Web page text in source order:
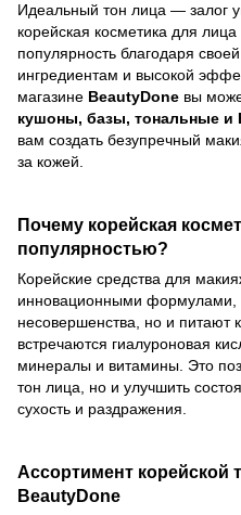
Идеальный тон лица — залог
корейская косметика для
популярность благодаря
ингредиентам и высокой
магазине BeautyDone вы
кушоны, базы, тональные и
вам создать безупречный
за кожей.
Почему корейская
популярностью?
Корейские средства для
инновационными формулами,
несовершенства, но и питают
встречаются гиалуроновая
минералы и витамины. Это
тон лица, но и улучшить
сухость и раздражения.
Ассортимент корейской
BeautyDone